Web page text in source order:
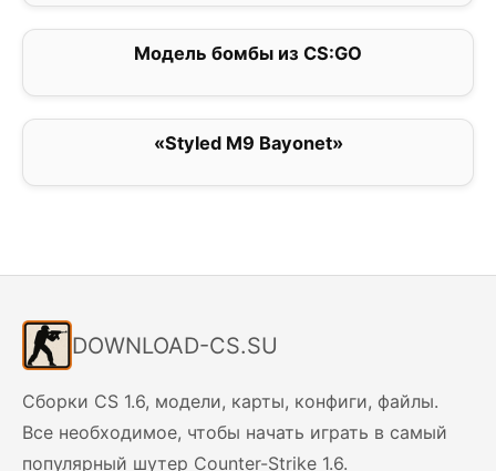
Модель бомбы из CS:GO
«Styled M9 Bayonet»
DOWNLOAD-CS.SU
Сборки CS 1.6, модели, карты, конфиги, файлы.
Все необходимое, чтобы начать играть в самый
популярный шутер Counter-Strike 1.6.